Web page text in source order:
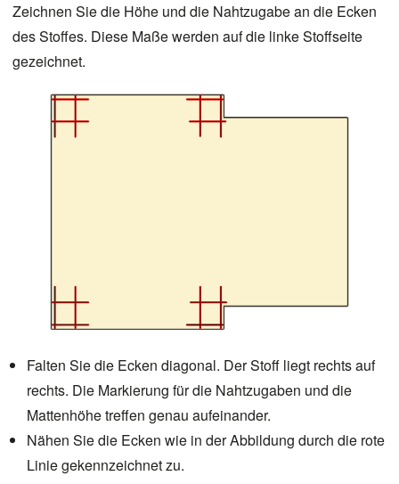
Zeichnen Sie die Höhe und die Nahtzugabe an die Ecken
des Stoffes. Diese Maße werden auf die linke Stoffseite
gezeichnet.
Falten Sie die Ecken diagonal. Der Stoff liegt rechts auf
rechts. Die Markierung für die Nahtzugaben und die
Mattenhöhe treffen genau aufeinander.
Nähen Sie die Ecken wie in der Abbildung durch die rote
Linie gekennzeichnet zu.